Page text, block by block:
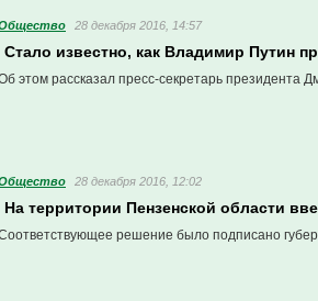
28 декабря 2016, 14:57
Стало известно, как Владимир Путин
этом рассказал пресс-секретарь президента
28 декабря 2016, 12:02
На территории Пензенской области
решение было подписано